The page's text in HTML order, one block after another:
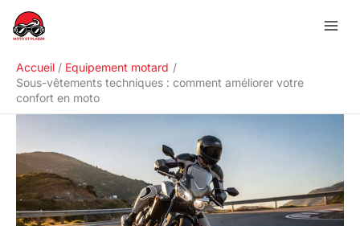
Accueil
Equipement motard
Sous-vêtements techniques : comment améliorer votre
confort en moto
R
e
h
e
r